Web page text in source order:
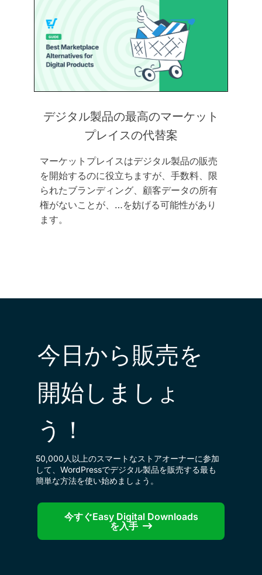
デジタル製品の最高のマーケット
プレイスの代替案
マーケットプレイスはデジタル製品の販売
を開始するのに役立ちますが、手数料、限
られたブランディング、顧客データの所有
権がないことが、…を妨げる可能性があり
ます。
今日から販売を
開始しましょ
う！
50,000人以上のスマートなストアオーナーに参加
して、WordPressでデジタル製品を販売する最も
簡単な方法を使い始めましょう。
今すぐEasy Digital Downloads
を入手